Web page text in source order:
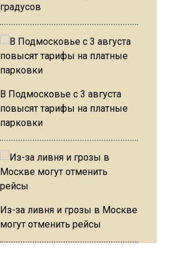
градусов
В Подмосковье с 3 августа
повысят тарифы на платные
парковки
Из-за ливня и грозы в Москве
могут отменить рейсы